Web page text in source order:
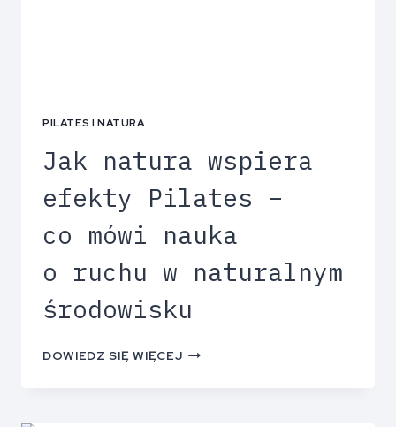
PILATES I NATURA
Jak natura wspiera
efekty Pilates –
co mówi nauka
o ruchu w naturalnym
środowisku
DOWIEDZ SIĘ WIĘCEJ